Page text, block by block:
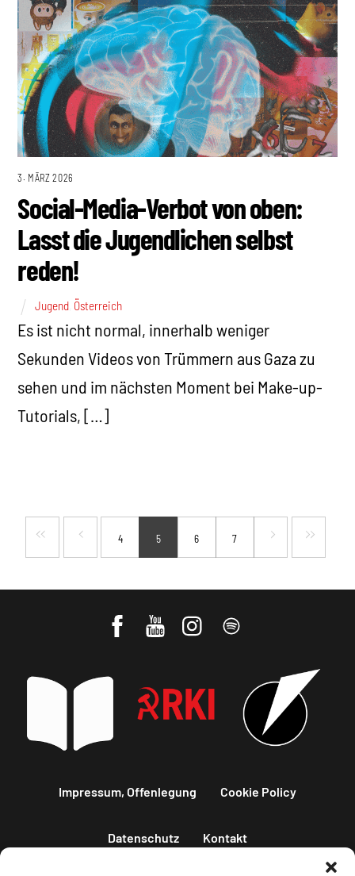
3. MÄRZ 2026
Social-Media-Verbot von oben:
Lasst die Jugendlichen selbst
reden!
Jugend Österreich
Es ist nicht normal, innerhalb weniger
Sekunden Videos von Trümmern aus Gaza zu
sehen und im nächsten Moment bei Make-up-
Tutorials, […]
4 5 6 7
Impressum, Offenlegung Cookie Policy
Datenschutz Kontakt